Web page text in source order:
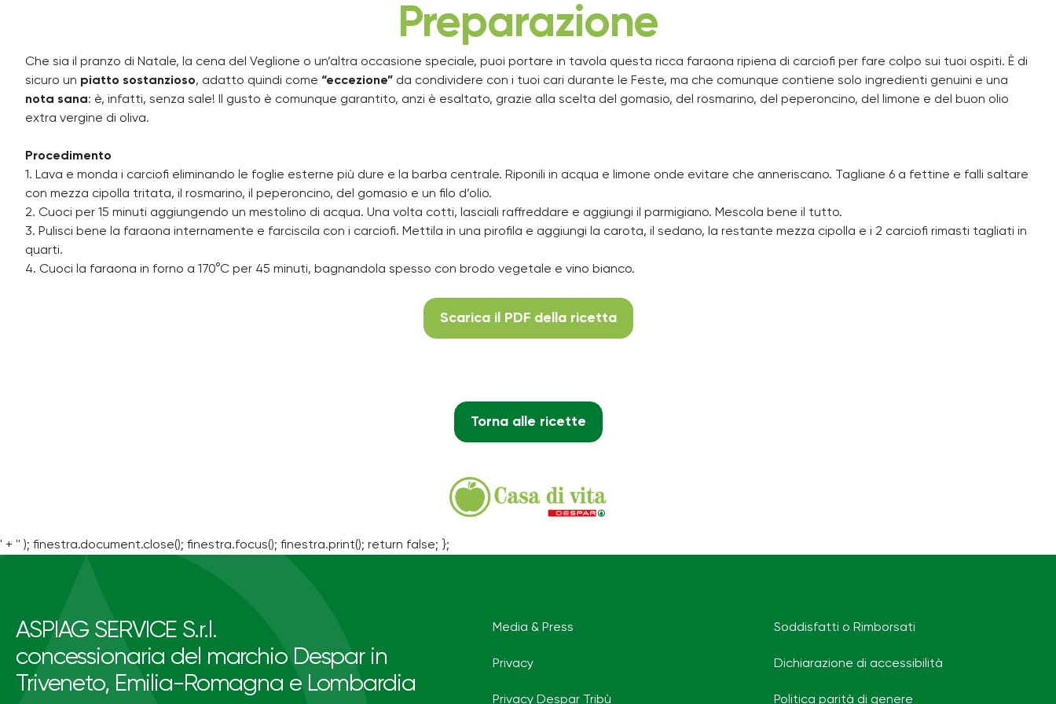
Preparazione
Che sia il pranzo di Natale, la cena del Veglione o un’altra occasione speciale, puoi portare in tavola questa ricca faraona ripiena di carciofi per fare colpo sui tuoi ospiti. È di
sicuro un piatto sostanzioso, adatto quindi come “eccezione” da condividere con i tuoi cari durante le Feste, ma che comunque contiene solo ingredienti genuini e una
nota sana: è, infatti, senza sale! Il gusto è comunque garantito, anzi è esaltato, grazie alla scelta del gomasio, del rosmarino, del peperoncino, del limone e del buon olio
extra vergine di oliva.
Procedimento
1. Lava e monda i carciofi eliminando le foglie esterne più dure e la barba centrale. Riponili in acqua e limone onde evitare che anneriscano. Tagliane 6 a fettine e falli saltare
con mezza cipolla tritata, il rosmarino, il peperoncino, del gomasio e un filo d’olio.
2. Cuoci per 15 minuti aggiungendo un mestolino di acqua. Una volta cotti, lasciali raffreddare e aggiungi il parmigiano. Mescola bene il tutto.
3. Pulisci bene la faraona internamente e farciscila con i carciofi. Mettila in una pirofila e aggiungi la carota, il sedano, la restante mezza cipolla e i 2 carciofi rimasti tagliati in
quarti.
4. Cuoci la faraona in forno a 170°C per 45 minuti, bagnandola spesso con brodo vegetale e vino bianco.
Scarica il PDF della ricetta
Torna alle ricette
' + '' ); finestra.document.close(); finestra.focus(); finestra.print(); return false; };
ASPIAG SERVICE S.r.l.
concessionaria del marchio Despar in
Triveneto, Emilia-Romagna e Lombardia
Media & Press
Privacy
Privacy Despar Tribù
Soddisfatti o Rimborsati
Dichiarazione di accessibilità
Politica parità di genere